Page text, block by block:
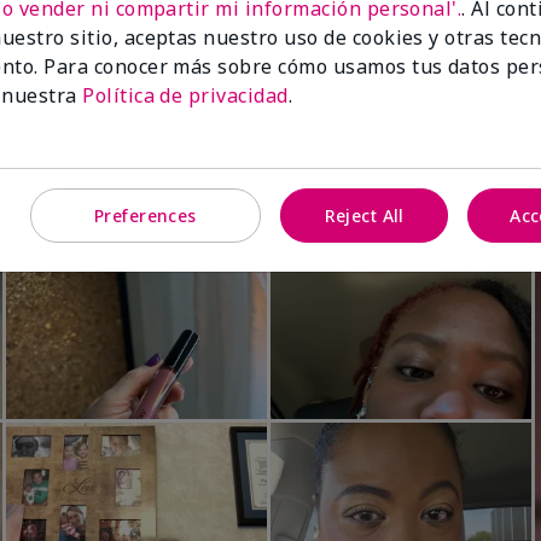
3D Foundation
rosados fríos)
Skinvigorate™ Duo Facial
especial†
$95.00
vender ni compartir mi información personal'.. Al
sitio, aceptas nuestro uso de cookies y otras
Para conocer más sobre cómo usamos tus datos
Política de privacidad.
Preferences Reject All